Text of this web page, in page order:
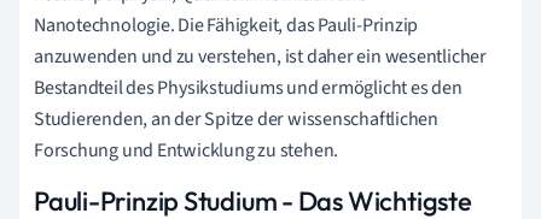
Nanotechnologie. Die Fähigkeit, das Pauli-Prinzip
anzuwenden und zu verstehen, ist daher ein wesentlicher
Bestandteil des Physikstudiums und ermöglicht es den
Studierenden, an der Spitze der wissenschaftlichen
Forschung und Entwicklung zu stehen.
Pauli-Prinzip Studium - Das Wichtigste